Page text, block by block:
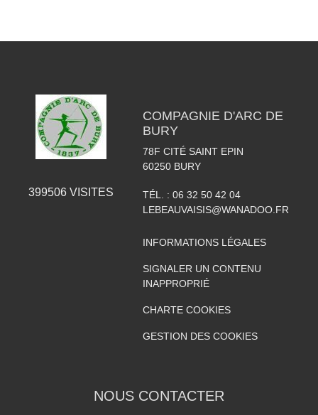
399506 VISITES
COMPAGNIE D'ARC DE
BURY
78F CITÉ SAINT EPIN
60250 BURY
TÉL. : 06 32 50 42 04
LEBEAUVAISIS@WANADOO.FR
INFORMATIONS LÉGALES
SIGNALER UN CONTENU
INAPPROPRIÉ
CHARTE COOKIES
GESTION DES COOKIES
NOUS CONTACTER